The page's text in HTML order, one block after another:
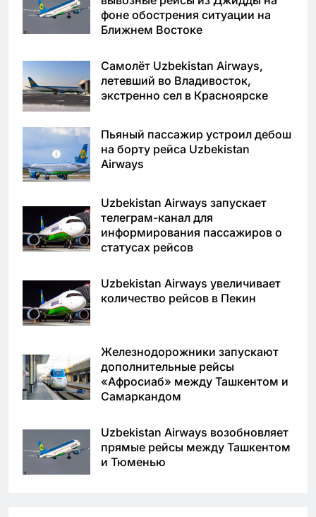
фоне обострения ситуации на
Ближнем Востоке
Самолёт Uzbekistan Airways,
летевший во Владивосток,
экстренно сел в Красноярске
Пьяный пассажир устроил дебош
на борту рейса Uzbekistan
Airways
Uzbekistan Airways запускает
телеграм-канал для
информирования пассажиров о
статусах рейсов
Uzbekistan Airways увеличивает
количество рейсов в Пекин
Железнодорожники запускают
дополнительные рейсы
«Афросиаб» между Ташкентом и
Самаркандом
Uzbekistan Airways возобновляет
прямые рейсы между Ташкентом
и Тюменью